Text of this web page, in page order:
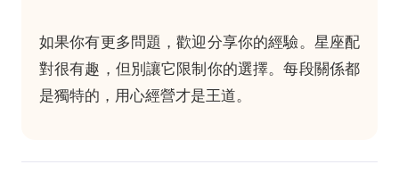
如果你有更多問題，歡迎分享你的經驗。星座配
對很有趣，但別讓它限制你的選擇。每段關係都
是獨特的，用心經營才是王道。